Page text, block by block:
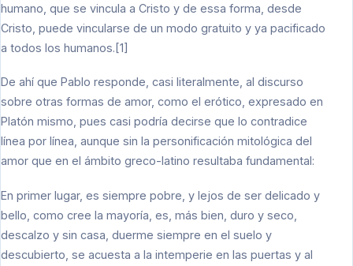
humano, que se vincula a Cristo y de essa forma, desde
Cristo, puede vincularse de un modo gratuito y ya pacificado
a todos los humanos.[1]
De ahí que Pablo responde, casi literalmente, al discurso
sobre otras formas de amor, como el erótico, expresado en
Platón mismo, pues casi podría decirse que lo contradice
línea por línea, aunque sin la personificación mitológica del
amor que en el ámbito greco-latino resultaba fundamental:
En primer lugar, es siempre pobre, y lejos de ser delicado y
bello, como cree la mayoría, es, más bien, duro y seco,
descalzo y sin casa, duerme siempre en el suelo y
descubierto, se acuesta a la intemperie en las puertas y al